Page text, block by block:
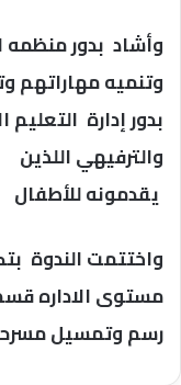
وأشاد بدور
وتنميه مهاراتهم
بدور إدارة التعليم
والترفيهي اللذين
يقدمونه للأطفال
واختتمت الندوة
مستوى الاداره
رسم وتمسيل